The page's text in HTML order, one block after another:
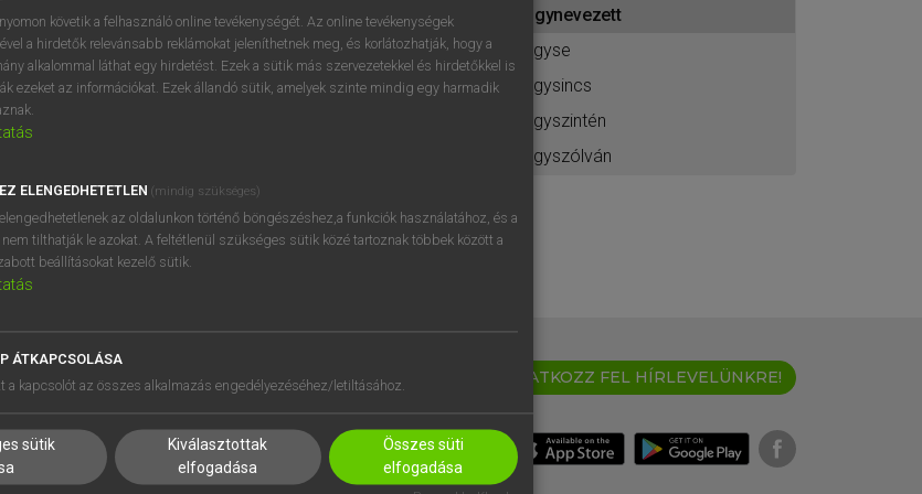
próbaverziójának elindításához
regisztrálok ésbelépek.
REGISZTRÁCIÓ
úgynevezett
úgyse
úgysincs
úgyszintén
úgyszólván
SÚGÓ
RÓLUNK
SÜTI BEÁLLÍTÁSOK
IRATKOZZ FEL HÍRLEVELÜNKRE!
követik a felhasználó online tevékenységét. Az online tevékenységek
a hirdetők relevánsabb reklámokat jeleníthetnek meg, és korlátozhatják, hogy a
alkalommal láthat egy hirdetést. Ezek a sütik más szervezetekkel és hirdetőkkel is
ezeket az információkat. Ezek állandó sütik, amelyek szinte mindig egy harmadik
ELENGEDHETETLEN (mindig szükséges)
az oldalunkon történő böngészéshez,a funkciók használatához, és a
tilthatják le azokat. A feltétlenül szükséges sütik közé tartoznak többek között a
beállításokat kezelő sütik.
ÁTKAPCSOLÁSA
a kapcsolót az összes alkalmazás engedélyezéséhez/letiltásához.
sütik
Kiválasztottak
elfogadása
Összes süti
elfogadása